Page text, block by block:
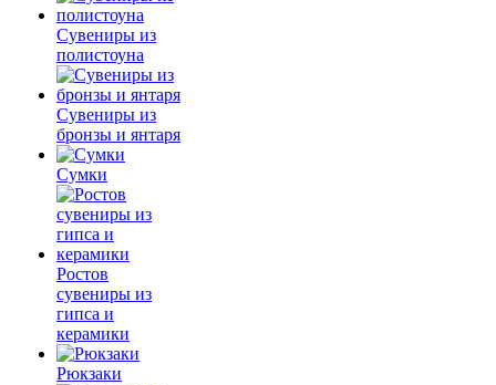
Сувениры из
полистоуна
Сувениры из
бронзы и янтаря
Сумки
Ростов
сувениры из
гипса и
керамики
Рюкзаки